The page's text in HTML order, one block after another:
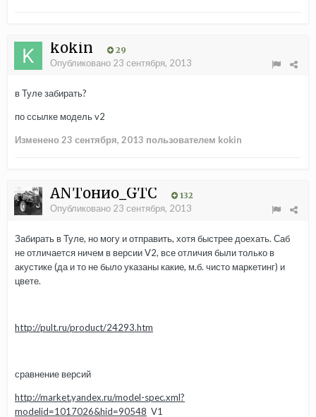
kokin 29
Опубликовано 23 сентября, 2013
в Туле забирать?
по ссылке модель v2
Изменено23 сентября, 2013 пользователем kokin
ANTонио_GTC 132
Опубликовано 23 сентября, 2013
Забирать в Туле, но могу и отправить, хотя быстрее доехать. Саб
не отличается ничем в версии V2, все отличия были только в
акустике (да и то не было указаны какие, м.б. чисто маркетинг) и
цвете.
http://pult.ru/product/24293.htm
сравнение версий
http://market.yandex.ru/model-spec.xml?
modelid=1017026&hid=90548 V1